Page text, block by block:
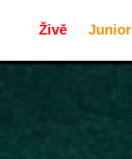
Živě Junior